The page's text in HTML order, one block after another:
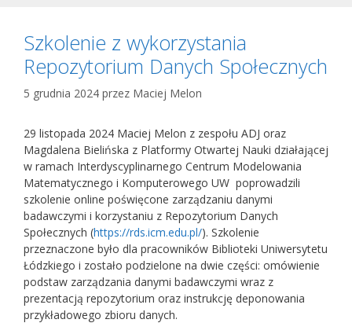
Szkolenie z wykorzystania
Repozytorium Danych Społecznych
5 grudnia 2024 przez Maciej Melon
29 listopada 2024 Maciej Melon z zespołu ADJ oraz
Magdalena Bielińska z Platformy Otwartej Nauki działającej
w ramach Interdyscyplinarnego Centrum Modelowania
Matematycznego i Komputerowego UW poprowadzili
szkolenie online poświęcone zarządzaniu danymi
badawczymi i korzystaniu z Repozytorium Danych
Społecznych (https://rds.icm.edu.pl/). Szkolenie
przeznaczone było dla pracowników Biblioteki Uniwersytetu
Łódzkiego i zostało podzielone na dwie części: omówienie
podstaw zarządzania danymi badawczymi wraz z
prezentacją repozytorium oraz instrukcję deponowania
przykładowego zbioru danych.